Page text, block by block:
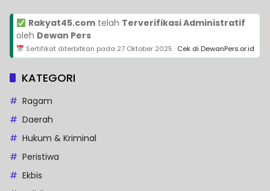
Rakyat45.comtelah Terverifikasi Administratif
oleh Dewan Pers
Sertifikat diterbitkan pada 27 Oktober 2025 · Cek di DewanPers.or.id
KATEGORI
Ragam
Daerah
Hukum & Kriminal
Peristiwa
Ekbis